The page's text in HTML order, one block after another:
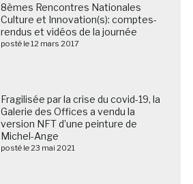
8èmes Rencontres Nationales
Culture et Innovation(s): comptes-
rendus et vidéos de la journée
posté le 12 mars 2017
Fragilisée par la crise du covid-19, la
Galerie des Offices a vendu la
version NFT d’une peinture de
Michel-Ange
posté le 23 mai 2021